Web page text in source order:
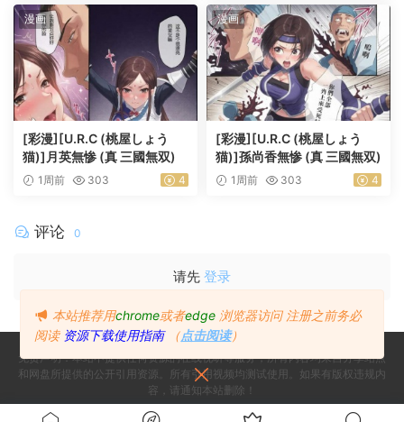
漫画
[彩漫][U.R.C (桃屋しょう
猫)]月英無惨 (真 三國無双)
1周前 303 4
漫画
[彩漫][U.R.C (桃屋しょう
猫)]孫尚香無惨 (真 三國無双)
1周前 303 4
评论 0
请先 登录
免责声明：本站不提供任何资源的在线视听等服务，所有内容均来自分享站点
和网盘所提供的公开引用资源。所有引用视频均测试使用。如果有版权违规内
容，请通知本站删除！
本站推荐用chrome或者edge 浏览器访问 注册之前务必
阅读 资源下载使用指南 （点击阅读）